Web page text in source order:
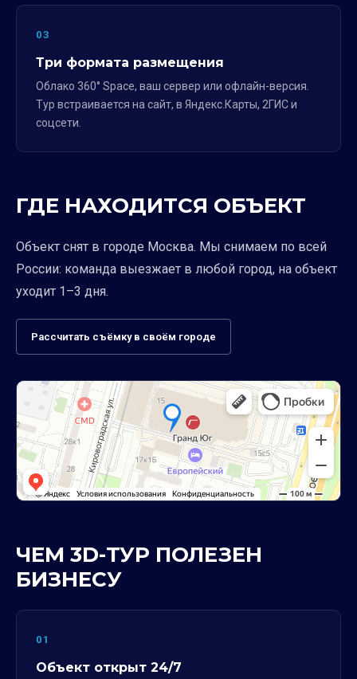
03
Три формата размещения
Облако 360° Space, ваш сервер или офлайн-версия.
Тур встраивается на сайт, в Яндекс.Карты, 2ГИС и
соцсети.
ГДЕ НАХОДИТСЯ ОБЪЕКТ
Объект снят в городе Москва. Мы снимаем по всей
России: команда выезжает в любой город, на объект
уходит 1–3 дня.
Рассчитать съёмку в своём городе
ЧЕМ 3D-ТУР ПОЛЕЗЕН
БИЗНЕСУ
01
Объект открыт 24/7